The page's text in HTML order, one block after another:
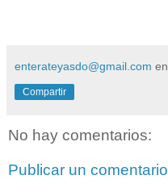
enterateyasdo@gmail.com en
Compartir
No hay comentarios:
Publicar un comentario